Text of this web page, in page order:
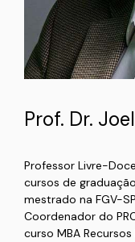
Prof. Dr.
Professor Livre-
cursos de
mestrado na FGV-
Coordenador do
curso MBA